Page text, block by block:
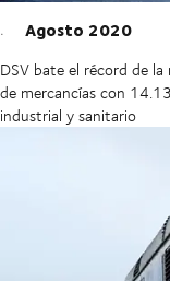
Agosto 2020
DSV bate el récord de
de mercancías con
industrial y sanitario